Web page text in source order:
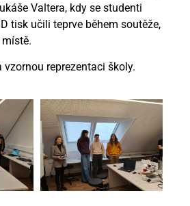
Valtera, kdy se studenti
tisk učili teprve během soutěže,
vzornou reprezentaci školy.